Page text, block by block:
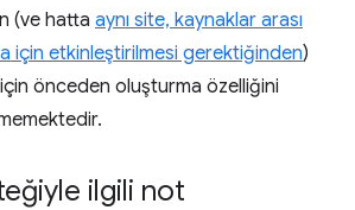
(ve hatta aynı site, kaynaklar arası
için etkinleştirilmesi gerektiğinden)
önceden oluşturma özelliğini
ilgili not